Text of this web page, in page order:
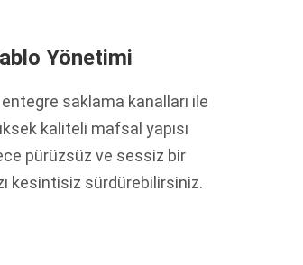
Yönetimi
saklama kanalları ile
kaliteli mafsal yapısı
pürüzsüz ve sessiz bir
kesintisiz sürdürebilirsiniz.